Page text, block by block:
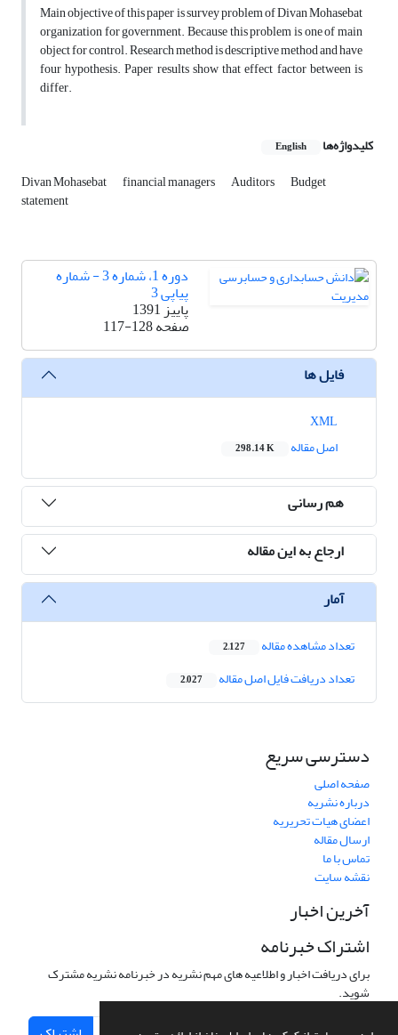
Main objective of this paper is survey problem of Divan Mohasebat
organization for government. Because this problem is one of main
object for control. Research method is descriptive method and have
four hypothesis. Paper results show that effect factor between is
differ.
کلیدواژه‌ها English
Divan Mohasebat financial managers Auditors Budget
statement
دوره 1، شماره 3 - شماره
پیاپی 3
پاییز 1391
صفحه117-128
فایل ها
اصل مقاله
298.14 K
هم رسانی
ارجاع به این مقاله
آمار
تعداد مشاهده مقاله 2,127
تعداد دریافت فایل اصل مقاله 2,027
دسترسی سریع
صفحه اصلی
درباره نشریه
اعضای هیات تحریریه
ارسال مقاله
تماس با ما
نقشه سایت
آخرین اخبار
اشتراک خبرنامه
برای دریافت اخبار و اطلاعیه های مهم نشریه در خبرنامه نشریه مشترک
شوید.